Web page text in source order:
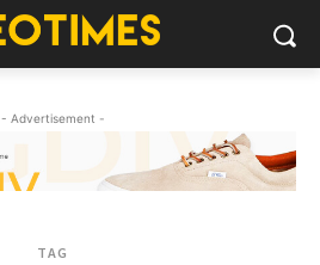
- Advertisement -
TAG